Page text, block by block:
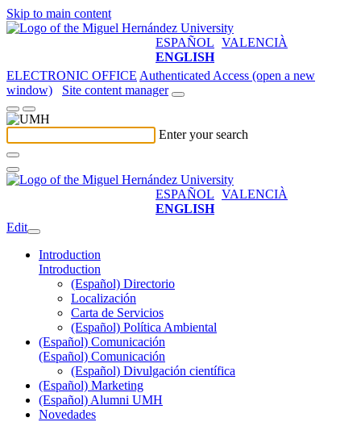
Skip to main content
ESPAÑOL VALENCIÀ
ENGLISH
ELECTRONIC OFFICE Authenticated Access (open a new
window)
Site content manager
Enter your search
ESPAÑOL VALENCIÀ
ENGLISH
Edit
Introduction
Introduction
(Español) Directorio
Localización
Carta de Servicios
(Español) Política Ambiental
(Español) Comunicación
(Español) Comunicación
(Español) Divulgación científica
(Español) Marketing
(Español) Alumni UMH
Novedades